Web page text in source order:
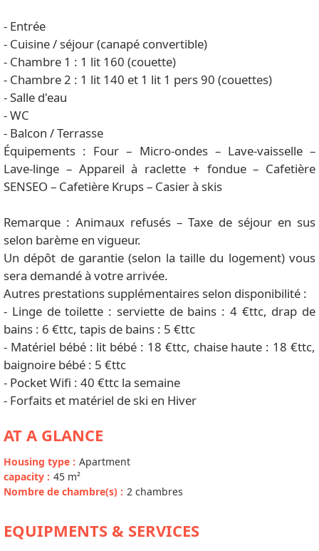
- Entrée
- Cuisine / séjour (canapé convertible)
- Chambre 1 : 1 lit 160 (couette)
- Chambre 2 : 1 lit 140 et 1 lit 1 pers 90 (couettes)
- Salle d'eau
- WC
- Balcon / Terrasse
Équipements : Four – Micro-ondes – Lave-vaisselle –
Lave-linge – Appareil à raclette + fondue – Cafetière
SENSEO – Cafetière Krups – Casier à skis
Remarque : Animaux refusés – Taxe de séjour en sus
selon barème en vigueur.
Un dépôt de garantie (selon la taille du logement) vous
sera demandé à votre arrivée.
Autres prestations supplémentaires selon disponibilité :
- Linge de toilette : serviette de bains : 4 €ttc, drap de
bains : 6 €ttc, tapis de bains : 5 €ttc
- Matériel bébé : lit bébé : 18 €ttc, chaise haute : 18 €ttc,
baignoire bébé : 5 €ttc
- Pocket Wifi : 40 €ttc la semaine
- Forfaits et matériel de ski en Hiver
AT A GLANCE
Housing type : Apartment
capacity : 45 m²
Nombre de chambre(s) : 2 chambres
EQUIPMENTS & SERVICES